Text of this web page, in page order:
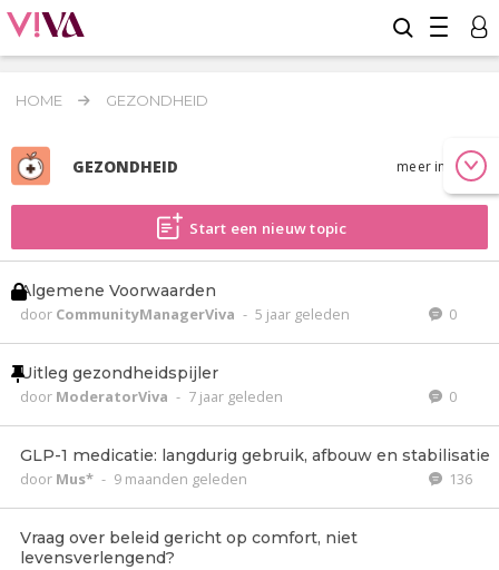
HOME GEZONDHEID
GEZONDHEID meer info
Start een nieuw topic
Algemene Voorwaarden
door CommunityManagerViva - 5 jaar geleden 0
Uitleg gezondheidspijler
door ModeratorViva - 7 jaar geleden 0
GLP-1 medicatie: langdurig gebruik, afbouw en stabilisatie
door Mus* - 9 maanden geleden 136
Vraag over beleid gericht op comfort, niet
levensverlengend?